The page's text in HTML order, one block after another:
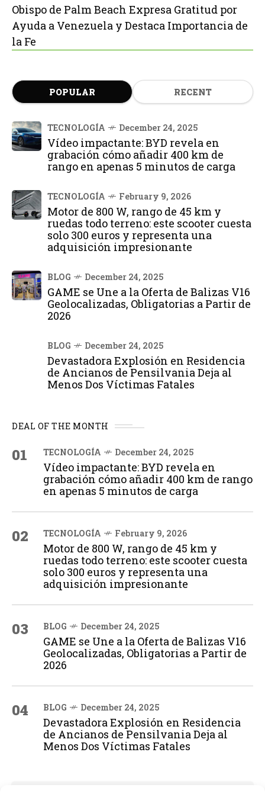
Obispo de Palm Beach Expresa Gratitud por
Ayuda a Venezuela y Destaca Importancia de
la Fe
POPULAR RECENT
TECNOLOGÍA December 24, 2025
Vídeo impactante: BYD revela en
grabación cómo añadir 400 km de
rango en apenas 5 minutos de carga
TECNOLOGÍA February 9, 2026
Motor de 800 W, rango de 45 km y
ruedas todo terreno: este scooter cuesta
solo 300 euros y representa una
adquisición impresionante
BLOG December 24, 2025
GAME se Une a la Oferta de Balizas V16
Geolocalizadas, Obligatorias a Partir de
2026
BLOG December 24, 2025
Devastadora Explosión en Residencia
de Ancianos de Pensilvania Deja al
Menos Dos Víctimas Fatales
DEAL OF THE MONTH
01 TECNOLOGÍA December 24, 2025
Vídeo impactante: BYD revela en
grabación cómo añadir 400 km de rango
en apenas 5 minutos de carga
02 TECNOLOGÍA February 9, 2026
Motor de 800 W, rango de 45 km y
ruedas todo terreno: este scooter cuesta
solo 300 euros y representa una
adquisición impresionante
03 BLOG December 24, 2025
GAME se Une a la Oferta de Balizas V16
Geolocalizadas, Obligatorias a Partir de
2026
04 BLOG December 24, 2025
Devastadora Explosión en Residencia
de Ancianos de Pensilvania Deja al
Menos Dos Víctimas Fatales